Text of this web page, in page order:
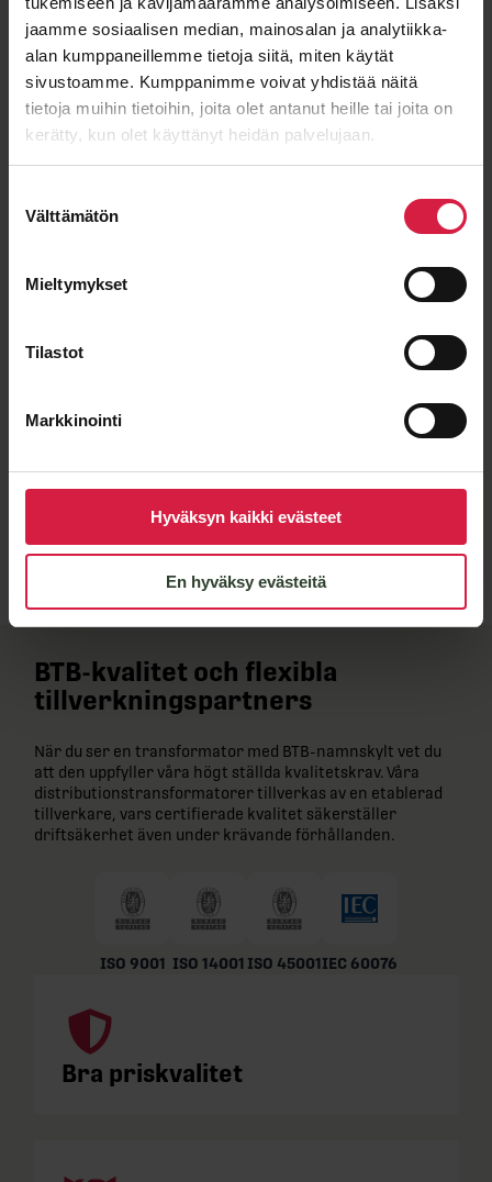
jaamme sosiaalisen median, mainosalan ja analytiikka-
alan kumppaneillemme tietoja siitä, miten käytät
sivustoamme. Kumppanimme voivat yhdistää näitä
tietoja muihin tietoihin, joita olet antanut heille tai joita on
kerätty, kun olet käyttänyt heidän palvelujaan.
valinta
Välttämätön
Mieltymykset
Tilastot
Markkinointi
Hyväksyn kaikki evästeet
En hyväksy evästeitä
E-post *
Lähetä viesti
BTB-kvalitet och flexibla
tillverkningspartners
När du ser en transformator med BTB-namnskylt vet du
att den uppfyller våra högt ställda kvalitetskrav. Våra
distributionstransformatorer tillverkas av en etablerad
tillverkare, vars certifierade kvalitet säkerställer
driftsäkerhet även under krävande förhållanden.
ISO 9001 ISO 14001 ISO 45001IEC 60076
Bra priskvalitet